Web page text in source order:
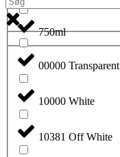
750ml
00000 Transparent
10000 White
10381 Off White